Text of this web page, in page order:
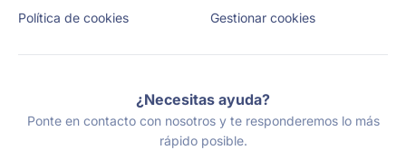
Política de cookies
Gestionar cookies
¿Necesitas ayuda?
Ponte en contacto con nosotros y te responderemos lo más
rápido posible.